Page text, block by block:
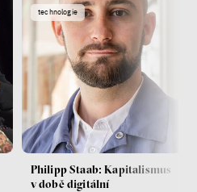
technologie
Philipp Staab: Kapitalismus
v době digitální